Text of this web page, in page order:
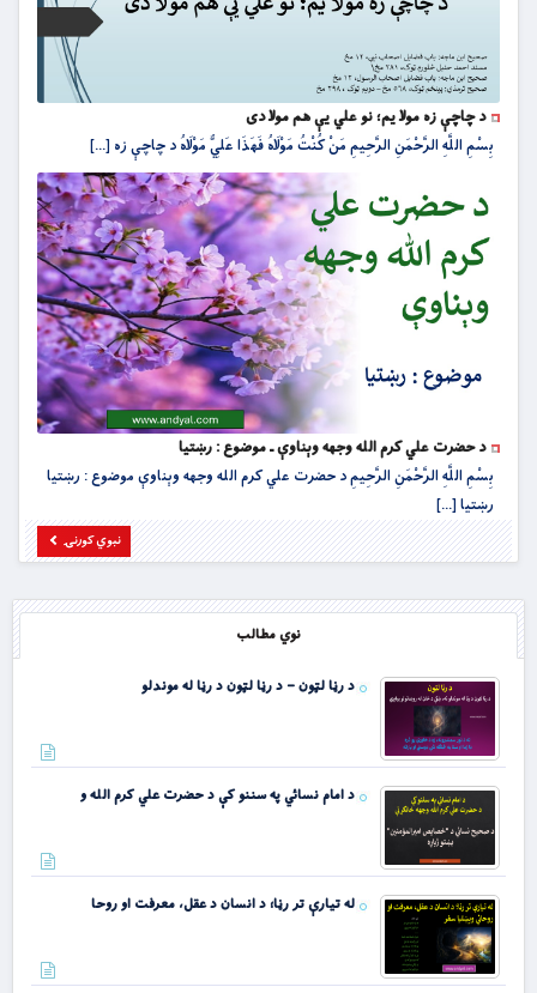
د چاچې زه مولا يم؛ نو علي يې هم مولا دى
بِسْمِ اللَّهِ الرَّحْمَنِ الرَّحِيمِ مَنْ كُنْتُ مَوْلَاهُ فَهَذَا عَلِيٌّ مَوْلَاهُ د چاچې زه [...]
د حضرت علي کرم الله وجهه وېناوې ـ موضوع : رښتیا
بِسْمِ اللَّهِ الرَّحْمَنِ الرَّحِيمِ د حضرت علي کرم الله وجهه وېناوې موضوع : رښتیا
رښتیا [...]
نبوي کورنۍ
نوي مطالب
د رڼا لټون – د رڼا لټون د رڼا له موندلو
د امام نسائي په سننو کې د حضرت علي کرم الله و
له تیارې تر رڼا؛ د انسان د عقل، معرفت او روحا